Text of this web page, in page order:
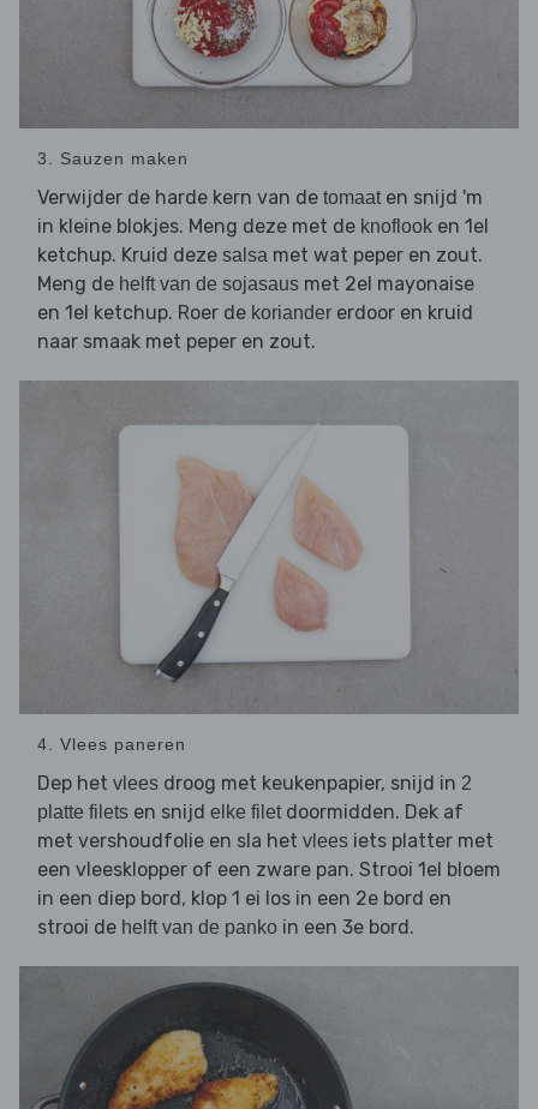
3. Sauzen maken
Verwijder de harde kern van de tomaaten snijd 'm
in kleine blokjes. Meng deze met de knoflook en 1el
ketchup. Kruid deze salsa met wat peper en zout.
Meng de helft van de sojasaus met 2el mayonaise
en 1el ketchup. Roer de koriander erdoor en kruid
naar smaak met peper en zout.
4. Vlees paneren
Dep het vlees droog met keukenpapier, snijd in 2
platte filets en snijd elke filet doormidden. Dek af
met vershoudfolie en sla het vlees iets platter met
een vleesklopper of een zware pan. Strooi 1el bloem
in een diep bord, klop 1 ei los in een 2e bord en
strooi de helft van de panko in een 3e bord.